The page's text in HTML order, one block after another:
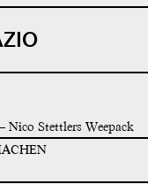
Stettlers Weepack